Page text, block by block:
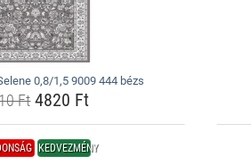
0,8/1,5 9009 444 bézs
Ft4820 Ft
KEDVEZMÉNY